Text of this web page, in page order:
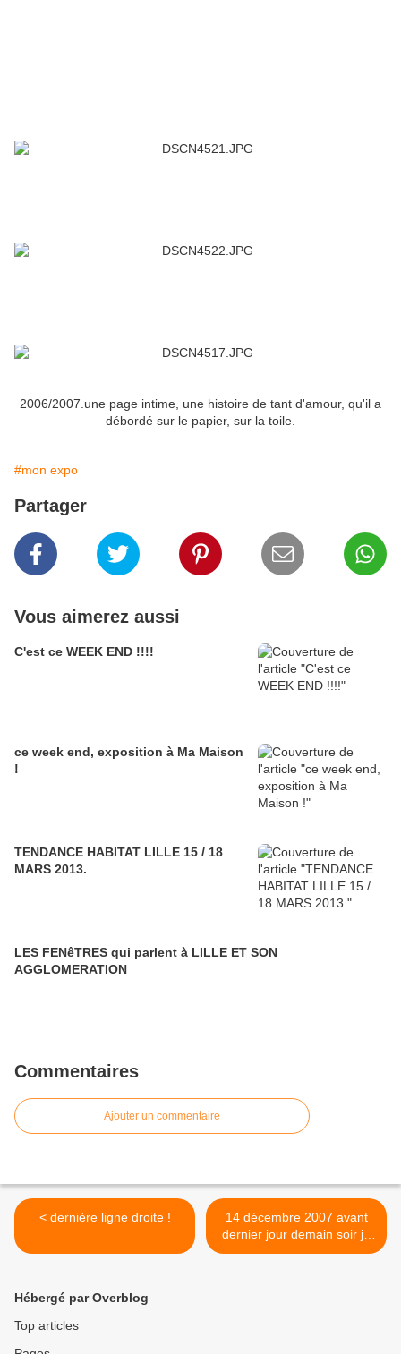
2006/2007.une page intime, une histoire de tant d'amour, qu'il a
débordé sur le papier, sur la toile.
#mon expo
Partager
Vous aimerez aussi
C'est ce WEEK END !!!!
ce week end, exposition à Ma Maison
!
TENDANCE HABITAT LILLE 15 / 18
MARS 2013.
LES FENêTRES qui parlent à LILLE ET SON
AGGLOMERATION
Commentaires
Ajouter un commentaire
< dernière ligne droite !
14 décembre 2007 avant
dernier jour demain soir je
décroche ! >
Hébergé par Overblog
Top articles